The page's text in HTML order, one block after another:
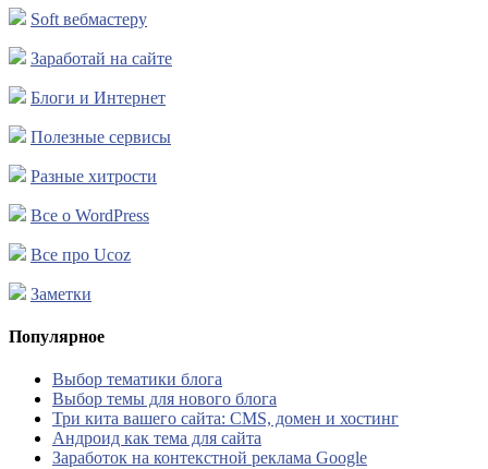
Soft вебмастеру
Заработай на сайте
Блоги и Интернет
Полезные сервисы
Разные хитрости
Все о WordPress
Все про Ucoz
Заметки
Популярное
Выбор тематики блога
Выбор темы для нового блога
Три кита вашего сайта: CMS, домен и хостинг
Андроид как тема для сайта
Заработок на контекстной реклама Google